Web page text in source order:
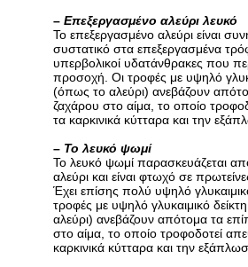
– Επεξεργασμένο αλεύρι λευκό
Το επεξεργασμένο αλεύρι είναι
συστατικό στα επεξεργασμένα
υπερβολικοί υδατάνθρακες που
προσοχή. Οι τροφές με υψηλό
(όπως το αλεύρι) ανεβάζουν
ζαχάρου στο αίμα, το οποίο
τα καρκινικά κύτταρα και την
– Το λευκό ψωμί
Το λευκό ψωμί παρασκευάζεται
αλεύρι και είναι φτωχό σε
Έχει επίσης πολύ υψηλό
τροφές με υψηλό γλυκαιμικό
αλεύρι) ανεβάζουν απότομα τα
στο αίμα, το οποίο τροφοδοτεί
καρκινικά κύτταρα και την